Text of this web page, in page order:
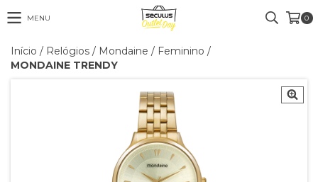
MENU 0
Início / Relógios / Mondaine / Feminino /
MONDAINE TRENDY